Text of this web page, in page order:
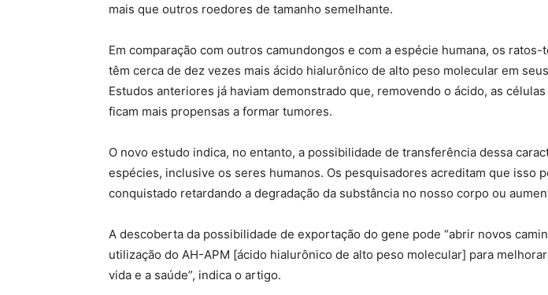
mais que outros roedores de tamanho semelhante.
Em comparação com outros camundongos e com a espécie humana, os
têm cerca de dez vezes mais ácido hialurônico de alto peso molecular em
Estudos anteriores já haviam demonstrado que, removendo o ácido, as
ficam mais propensas a formar tumores.
O novo estudo indica, no entanto, a possibilidade de transferência dessa
espécies, inclusive os seres humanos. Os pesquisadores acreditam que isso
conquistado retardando a degradação da substância no nosso corpo ou
A descoberta da possibilidade de exportação do gene pode “abrir novos
utilização do AH-APM [ácido hialurônico de alto peso molecular] para
vida e a saúde”, indica o artigo.